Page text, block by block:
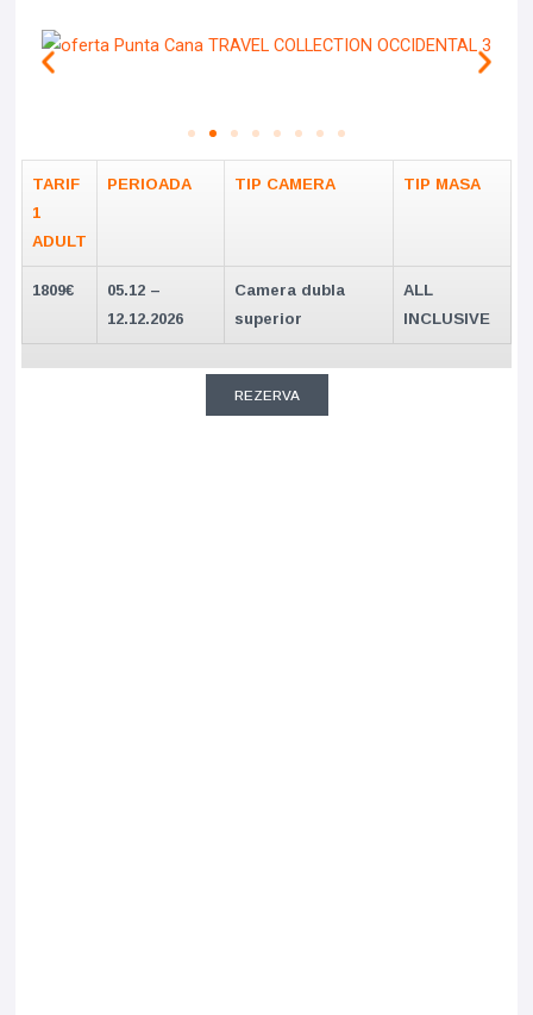
TARIF
1
ADULT
PERIOADA TIP CAMERA TIP MASA
1809€
05.12 –
12.12.2026
Camera dubla
superior
ALL
INCLUSIVE
REZERVA